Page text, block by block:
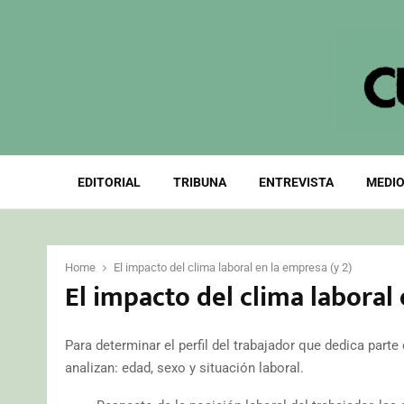
EDITORIAL TRIBUNA ENTREVISTA
Home El impacto del clima laboral en la empresa (y 2)
El impacto del clima laboral
Para determinar el perfil del trabajador que dedica
analizan: edad, sexo y situación laboral.